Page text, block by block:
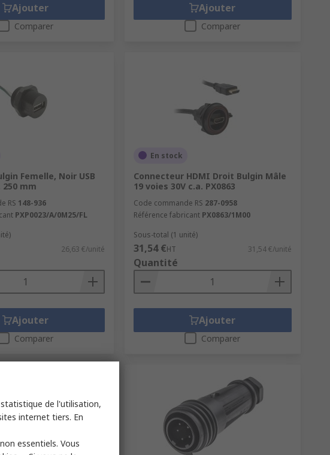
Ajouter
Comparer
Ajouter
Comparer
Femelle, Noir USB
mm
RS 148-936
PXP0023/A/0M25/FL
26,63 €/unité
Ajouter
Comparer
En stock
Connecteur HDMI Droit Bulgin Mâle
19 voies 30V c.a. PX0863
Code commande RS 287-0958
Référence fabricant PX0863/1M00
Sous-total (1 unité)
31,54 €HT 31,54 €/unité
Quantité
Ajouter
Comparer
de l'utilisation,
internet tiers. En
essentiels. Vous